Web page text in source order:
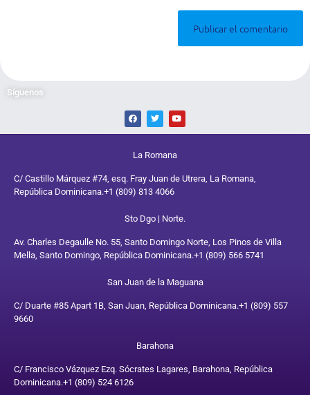
Síguenos
La Romana
C/ Castillo Márquez #74, esq. Fray Juan de Utrera, La Romana,
República Dominicana.+1 (809) 813 4066
Sto Dgo | Norte.
Av. Charles Degaulle No. 55, Santo Domingo Norte, Los Pinos de Villa
Mella, Santo Domingo, República Dominicana.+1 (809) 566 5741
San Juan de la Maguana
C/ Duarte #85 Apart 1B, San Juan, República Dominicana.+1 (809) 557
9660
Barahona
C/ Francisco Vázquez Ezq. Sócrates Lagares, Barahona, República
Dominicana.+1 (809) 524 6126